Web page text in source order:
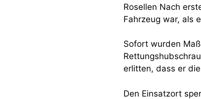
Rosellen Nach
Fahrzeug war, als
Sofort wurden
erlitten, dass er
Den Einsatzort